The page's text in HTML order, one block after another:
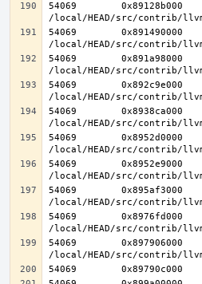
54069
54069
54069
54069        0x892c9e000
54069        0x8938ca000
54069        0x8952d0000
54069        0x8952e9000
54069        0x895af3000
54069        0x8976fd000
54069